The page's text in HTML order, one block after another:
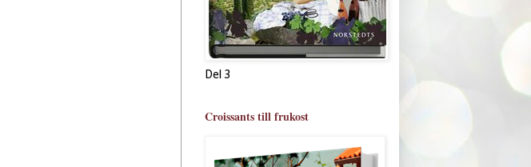
Del 3
Croissants till frukost